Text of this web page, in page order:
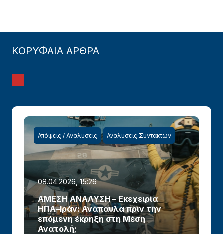
ΚΟΡΥΦΑΙΑ ΑΡΘΡΑ
Απόψεις / Αναλύσεις Αναλύσεις Συντακτών
08.04.2026, 15:26
ΑΜΕΣΗ ΑΝΑΛΥΣΗ – Εκεχειρία
ΗΠΑ–Ιράν: Ανάπαυλα πριν την
επόμενη έκρηξη στη Μέση
Ανατολή;